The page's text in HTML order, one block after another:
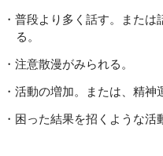
普段より多く話す。または
る。
注意散漫がみられる。
活動の増加。または、精神
困った結果を招くような活